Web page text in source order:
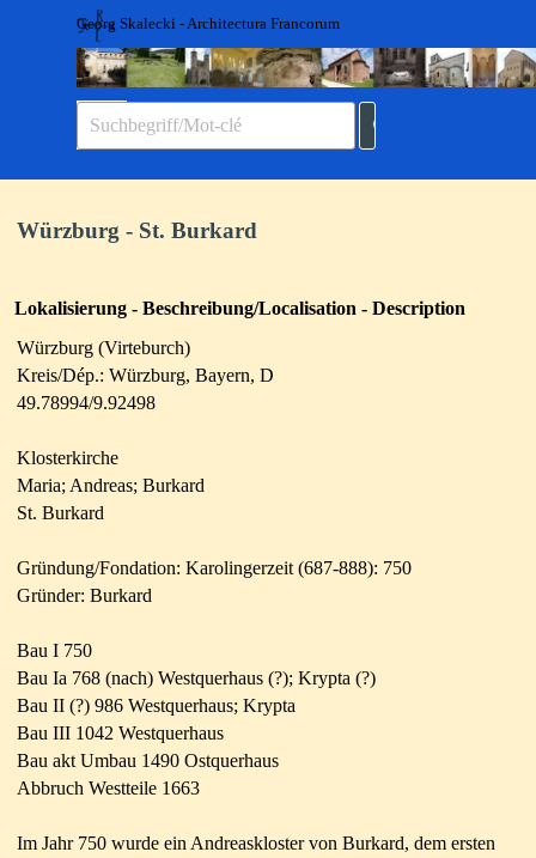
Direkt zum Seiteninhalt
Georg Skalecki - Architectura Francorum
Würzburg - St. Burkard
Lokalisierung - Beschreibung/Localisation - Description
Würzburg (Virteburch)
Kreis/Dép.: Würzburg, Bayern, D
49.78994/9.92498
Klosterkirche
Maria; Andreas; Burkard
St. Burkard
Gründung/Fondation: Karolingerzeit (687-888): 750
Gründer: Burkard
Bau I 750
Bau Ia 768 (nach) Westquerhaus (?); Krypta (?)
Bau II (?) 986 Westquerhaus; Krypta
Bau III 1042 Westquerhaus
Bau akt Umbau 1490 Ostquerhaus
Abbruch Westteile 1663
Im Jahr 750 wurde ein Andreaskloster von Burkard, dem ersten